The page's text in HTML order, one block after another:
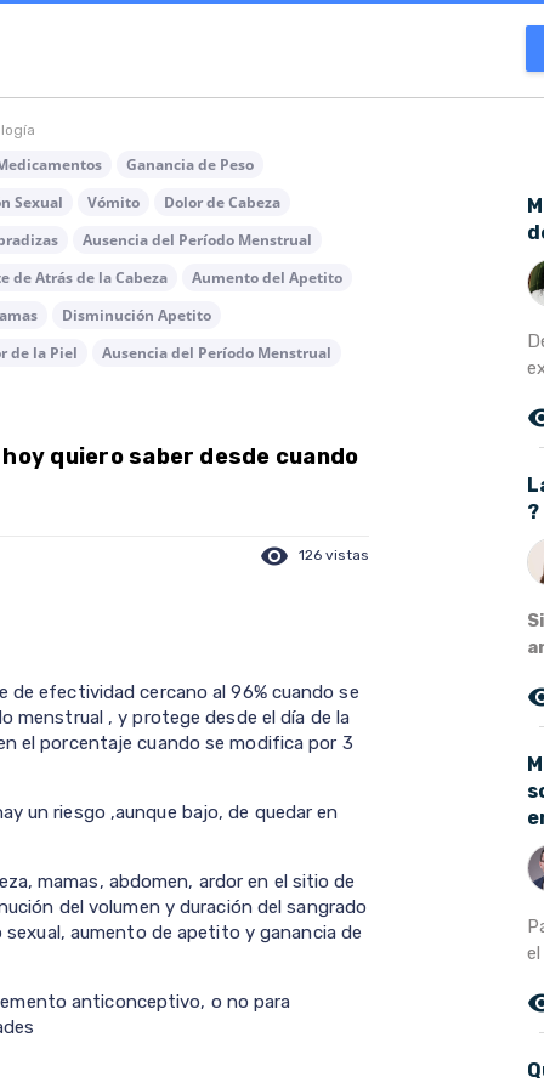
Ganancia de Peso
Sexual Vómito
Dolor de Cabeza
Ausencia del Período Menstrual
de Atrás de la Cabeza
Aumento del Apetito
Disminución Apetito
de la Piel
Ausencia del Período Menstrual
quiero saber desde cuando
visibility 126 vistas
efectividad cercano al 96% cuando se
menstrual , y protege desde el día de la
el porcentaje cuando se modifica por 3
un riesgo ,aunque bajo, de quedar en
mamas, abdomen, ardor en el sitio de
del volumen y duración del sangrado
aumento de apetito y ganancia de
anticonceptivo, o no para
?